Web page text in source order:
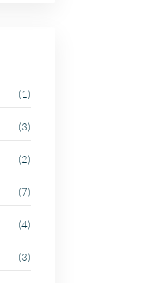
(1)
(3)
(2)
(7)
(4)
(3)